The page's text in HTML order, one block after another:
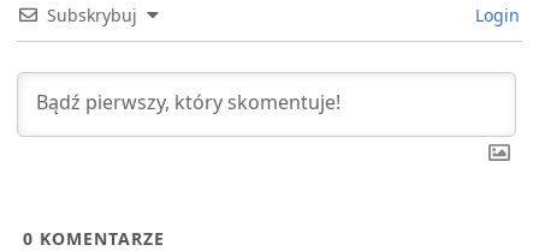
Subskrybuj Login
0 KOMENTARZE